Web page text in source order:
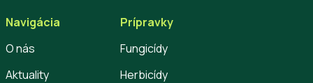
Navigácia
O nás
Aktuality
Prípravky
Fungicídy
Herbicídy